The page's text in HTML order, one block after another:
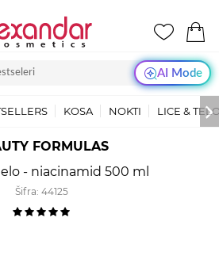
AI Mode
KOSA NOKTI LICE &
FORMULAS
- niacinamid 500 ml
Šifra: 44125